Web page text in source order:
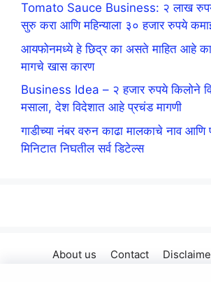
Tomato Sauce Business: २ लाख रुपये
सुरु करा आणि महिन्याला ३० हजार रुपये
आयफोनमध्ये हे छिद्र का असते माहित आहे
मागचे खास कारण
Business Idea – २ हजार रुपये किलोने
मसाला, देश विदेशात आहे प्रचंड मागणी
गाडीच्या नंबर वरुन काढा मालकाचे नाव आणि
मिनिटात निघतील सर्व डिटेल्स
About us Contact